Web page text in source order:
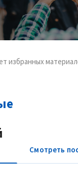
избранных
Смотреть